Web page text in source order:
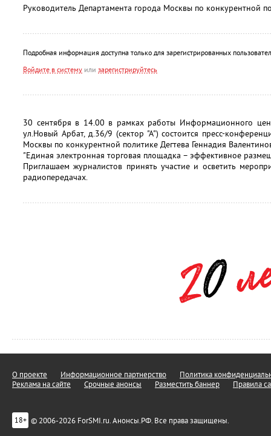
Руководитель Департамента города Москвы по конкурентной
Подробная информация доступна только для зарегистрированных
Войдите в систему или зарегистрируйтесь
30 сентября в 14.00 в рамках работы Информационного
ул.Новый Арбат, д.36/9 (сектор "А") состоится пресс-
Москвы по конкурентной политике Дегтева Геннадия
"Единая электронная торговая площадка – эффективное
Приглашаем журналистов принять участие и осветить
радиопередачах.
О проекте Информационное партнерство
Политика
Реклама на сайте
Срочные анонсы Разместить баннер Правила
18+ © 2006-2026 ForSMI.ru. Анонсы.РФ. Все права защищены.